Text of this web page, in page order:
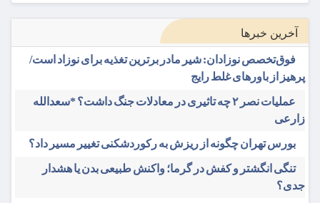
آخرین خبرها
فوق‌تخصص نوزادان: شیر مادر برترین تغذیه برای نوزاد است/
پرهیز از باورهای غلط رایج
عملیات نصر ۲ چه تاثیری در معادلات جنگ داشت؟ *سعدالله
زارعی
بورس تهران چگونه از ریزش به رکوردشکنی تغییر مسیر داد؟
تنگی انگشتر و کفش در گرما؛ واکنش طبیعی بدن یا هشدار
جدی؟